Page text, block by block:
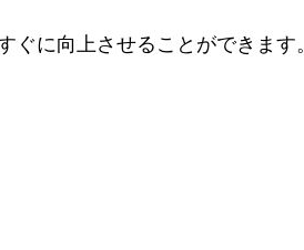
に向上させることができます。